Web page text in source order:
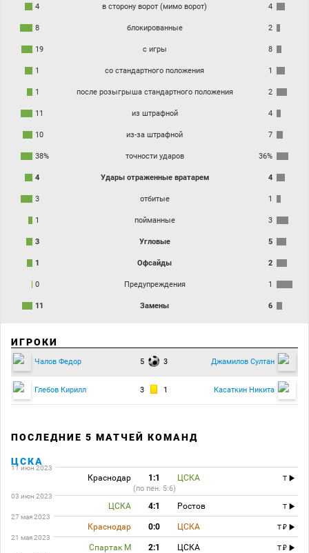
4 в сторону ворот (мимо ворот) 4
8 блокированные 2
19 с игры 8
1 со стандартного положения 1
1 после розыгрыша стандартного положения 2
11 из штрафной 4
10 из-за штрафной 7
38% точности ударов 36%
4 Удары отраженные вратарем 4
3 отбитые 1
1 пойманные 3
3 Угловые 5
1 Офсайды 2
0 Предупреждения 1
11 Замены 6
ИГРОКИ
Чалов Федор 5 3 Джамилов Султан
Глебов Кирилл 3 1 Касаткин Никита
ПОСЛЕДНИЕ 5 МАТЧЕЙ КОМАНД
ЦСКА
11 июн 2023
Краснодар 1:1 ЦСКА T
(по пен. 5:6)
03 июн 2023
ЦСКА 4:1 Ростов
T
27 мая 2023
Краснодар 0:0 ЦСКА
T
21 мая 2023
Спартак М 2:1 ЦСКА
T